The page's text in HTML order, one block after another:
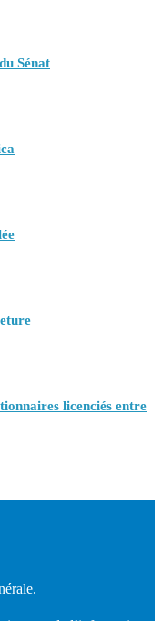
Sénat
licenciés entre